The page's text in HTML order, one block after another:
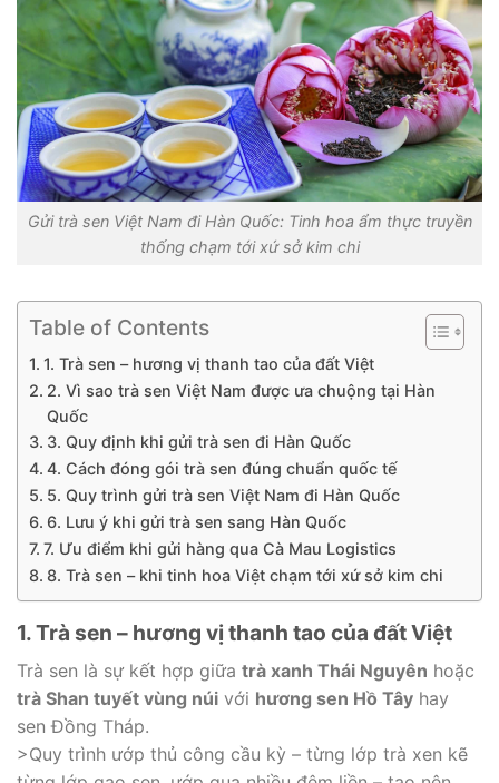
Gửi trà sen Việt Nam đi Hàn Quốc: Tinh hoa ẩm thực truyền
thống chạm tới xứ sở kim chi
Table of Contents
1. Trà sen – hương vị thanh tao của đất Việt
2. Vì sao trà sen Việt Nam được ưa chuộng tại Hàn
Quốc
3. Quy định khi gửi trà sen đi Hàn Quốc
4. Cách đóng gói trà sen đúng chuẩn quốc tế
5. Quy trình gửi trà sen Việt Nam đi Hàn Quốc
6. Lưu ý khi gửi trà sen sang Hàn Quốc
7. Ưu điểm khi gửi hàng qua Cà Mau Logistics
8. Trà sen – khi tinh hoa Việt chạm tới xứ sở kim chi
1. Trà sen – hương vị thanh tao của đất Việt
Trà sen là sự kết hợp giữa trà xanh Thái Nguyên hoặc
trà Shan tuyết vùng núi với hương sen Hồ Tây hay
sen Đồng Tháp.
>Quy trình ướp thủ công cầu kỳ – từng lớp trà xen kẽ